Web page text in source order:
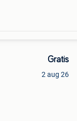
Gratis
2 aug 26